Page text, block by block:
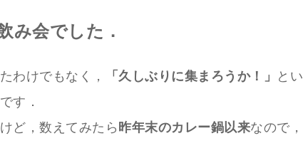
み会でした．
わけでもなく， 「久しぶりに集まろうか！」
とい
す．
ど，数えてみたら昨年末のカレー鍋以来なので，